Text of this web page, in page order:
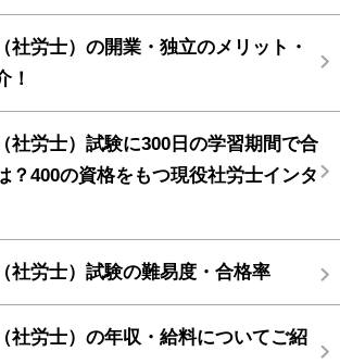
社労士）の開業・独立のメリット・
！
社労士）試験に300日の学習期間で合
？400の資格をもつ現役社労士インタ
社労士）試験の難易度・合格率
社労士）の年収・給料についてご紹